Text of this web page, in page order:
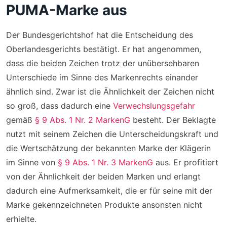
PUMA-Marke aus
Der Bundesgerichtshof hat die Entscheidung des
Oberlandesgerichts bestätigt. Er hat angenommen,
dass die beiden Zeichen trotz der unübersehbaren
Unterschiede im Sinne des Markenrechts einander
ähnlich sind. Zwar ist die Ähnlichkeit der Zeichen nicht
so groß, dass dadurch eine Verwechslungsgefahr
gemäß § 9 Abs. 1 Nr. 2 MarkenG besteht. Der Beklagte
nutzt mit seinem Zeichen die Unterscheidungskraft und
die Wertschätzung der bekannten Marke der Klägerin
im Sinne von § 9 Abs. 1 Nr. 3 MarkenG aus. Er profitiert
von der Ähnlichkeit der beiden Marken und erlangt
dadurch eine Aufmerksamkeit, die er für seine mit der
Marke gekennzeichneten Produkte ansonsten nicht
erhielte.